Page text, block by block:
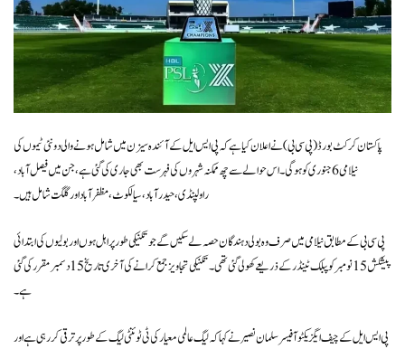
پاکستان کرکٹ بورڈ (پی سی بی) نے اعلان کیا ہے کہ پی ایس ایل کے آئندہ سیزن میں شامل ہونے والی دو نئی ٹیموں کی
نیلامی 6 جنوری کو ہوگی۔ اس حوالے سے چھ ممکنہ شہروں کی فہرست بھی جاری کی گئی ہے، جن میں فیصل آباد،
راولپنڈی، حیدرآباد، سیالکوٹ، مظفرآباد اور گلگت شامل ہیں۔
پی سی بی کے مطابق نیلامی میں صرف وہ بولی دہندگان حصہ لے سکیں گے جو تکنیکی طور پر اہل ہوں اور بولیوں کی ابتدائی
پیشکش 15 نومبر کو پبلک ٹینڈر کے ذریعے کھولی گئی تھی۔ تکنیکی تجاویز جمع کرانے کی آخری تاریخ 15 دسمبر مقرر کی گئی
ہے۔
پی ایس ایل کے چیف ایگزیکٹو آفیسر سلمان نصیر نے کہا کہ لیگ عالمی معیار کی ٹی ٹوئنٹی لیگ کے طور پر ترقی کر رہی ہے اور